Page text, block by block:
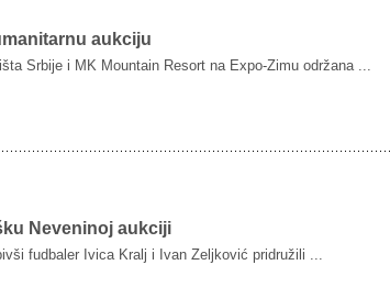
aukciju
Srbije i MK Mountain Resort na Expo-Zimu održana ...
Neveninoj aukciji
fudbaler Ivica Kralj i Ivan Zeljković pridružili ...